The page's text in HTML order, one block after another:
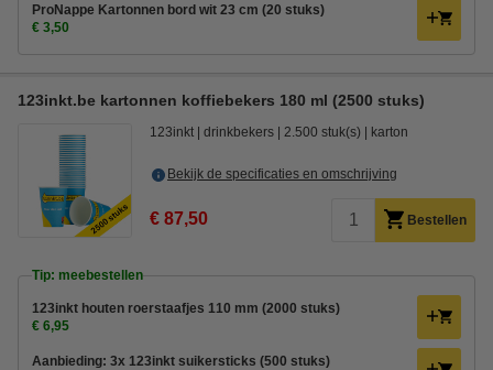
ProNappe Kartonnen bord wit 23 cm (20 stuks)
€ 3,50
123inkt.be kartonnen koffiebekers 180 ml (2500 stuks)
123inkt drinkbekers 2.500 stuk(s) karton
Bekijk de specificaties en omschrijving
€ 87,50 Bestellen
Tip: meebestellen
123inkt houten roerstaafjes 110 mm (2000 stuks)
€ 6,95
Aanbieding: 3x 123inkt suikersticks (500 stuks)